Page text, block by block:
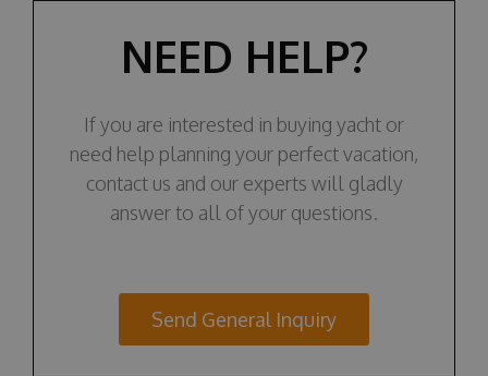
NEED HELP?
If you are interested in buying yacht or
need help planning your perfect vacation,
contact us and our experts will gladly
answer to all of your questions.
Send General Inquiry